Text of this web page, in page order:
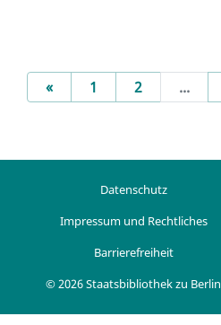
«Previous
1 2 ...
Datenschutz
Impressum und Rechtliches
Barrierefreiheit
© 2026 Staatsbibliothek zu Berlin